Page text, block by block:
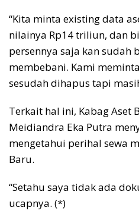
“Kita minta existing data
nilainya Rp14 triliun, dan
persennya saja kan sudah
membebani. Kami
sesudah dihapus tapi
Terkait hal ini, Kabag Aset
Meidiandra Eka Putra
mengetahui perihal sewa
Baru.
“Setahu saya tidak ada
ucapnya. (*)